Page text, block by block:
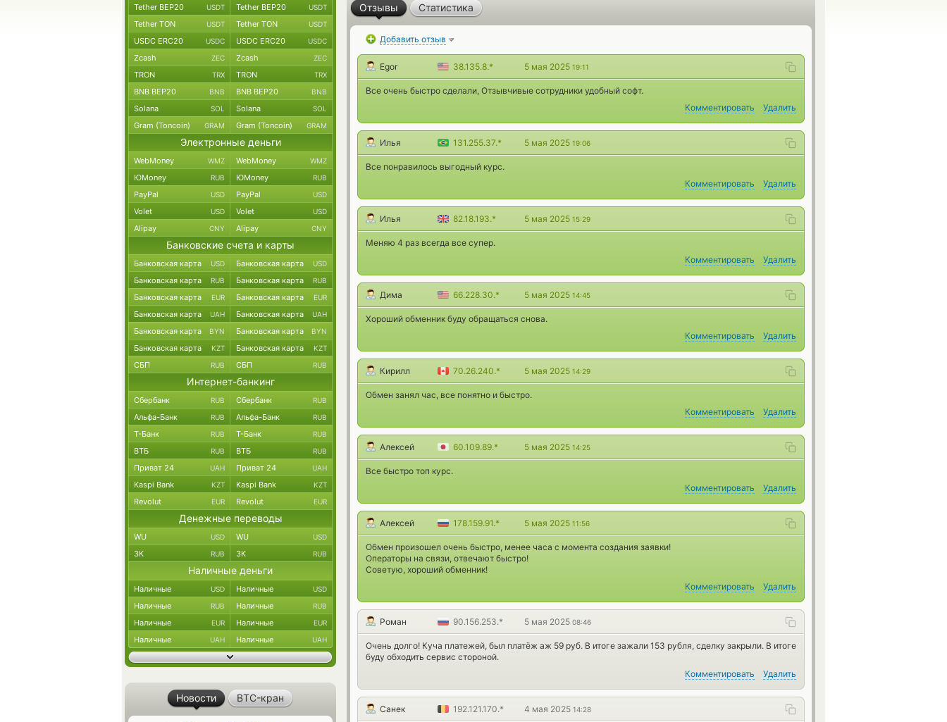
Отзывы Статистика
Добавить отзыв
Egor 38.135.8.* 5 мая 2025 19:11
Все очень быстро сделали, Отзывчивые сотрудники удобный софт.
Комментировать
Удалить
Илья 131.255.37.* 5 мая 2025 19:06
Все понравилось выгодный курс.
Комментировать
Удалить
Илья 82.18.193.* 5 мая 2025 15:29
Меняю 4 раз всегда все супер.
Комментировать
Удалить
Дима 66.228.30.* 5 мая 2025 14:45
Хороший обменник буду обращаться снова.
Комментировать
Удалить
Кирилл 70.26.240.* 5 мая 2025 14:29
Обмен занял час, все понятно и быстро.
Комментировать
Удалить
Алексей 60.109.89.* 5 мая 2025 14:25
Все быстро топ курс.
Комментировать
Удалить
Алексей 178.159.91.* 5 мая 2025 11:56
Обмен произошел очень быстро, менее часа с момента создания заявки!
Операторы на связи, отвечают быстро!
Советую, хороший обменник!
Комментировать
Удалить
Роман 90.156.253.* 5 мая 2025 08:46
Очень долго! Куча платежей, был платёж аж 59 руб. В итоге зажали 153 рубля, сделку закрыли. В итоге
буду обходить сервис стороной.
Комментировать
Удалить
Санек 192.121.170.* 4 мая 2025 14:28
Tether BEP20 USDT Tether BEP20 USDT
Tether TON USDT Tether TON USDT
USDC ERC20 USDC USDC ERC20 USDC
Zcash ZEC Zcash ZEC
TRON TRX TRON TRX
BNB BEP20 BNB BNB BEP20 BNB
Solana SOL Solana SOL
Gram (Toncoin) GRAM Gram (Toncoin) GRAM
Электронные деньги
WebMoney WMZ WebMoney WMZ
ЮMoney RUB ЮMoney RUB
PayPal USD PayPal USD
Volet USD Volet USD
Alipay CNY Alipay CNY
Банковские счета и карты
Банковская карта USD Банковская карта USD
Банковская карта RUB Банковская карта RUB
Банковская карта EUR Банковская карта EUR
Банковская карта UAH Банковская карта UAH
Банковская карта BYN Банковская карта BYN
Банковская карта KZT Банковская карта KZT
СБП RUB СБП RUB
Интернет-банкинг
Сбербанк RUB Сбербанк RUB
Альфа-Банк RUB Альфа-Банк RUB
Т-Банк RUB Т-Банк RUB
ВТБ RUB ВТБ RUB
Приват 24 UAH Приват 24 UAH
Kaspi Bank KZT Kaspi Bank KZT
Revolut EUR Revolut EUR
Денежные переводы
WU USD WU USD
ЗК RUB ЗК RUB
Наличные деньги
Наличные USD Наличные USD
Наличные RUB Наличные RUB
Наличные EUR Наличные EUR
Наличные UAH Наличные UAH
Новости BTC-кран